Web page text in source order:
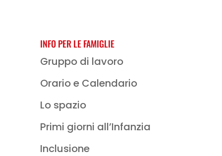
INFO PER LE FAMIGLIE
Gruppo di lavoro
Orario e Calendario
Lo spazio
Primi giorni all’Infanzia
Inclusione